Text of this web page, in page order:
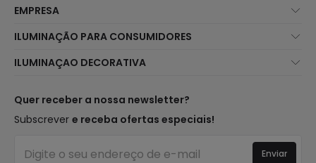
EMPRESA
Atendimento ao Cliente
Métodos de Envio
É Profissional?
Perguntas Frequentes (FAQ)
ILUMINAÇÃO PARA CONSUMIDORES
Marcas
Calculadora
Iluminação para empresas
ILUMINAÇAO DECORATIVA
Tendências
Marcas de Decoração Premium
Espaços
Quer receber a nossa newsletter?
Subscrever e receba ofertas especiais!
Enviar